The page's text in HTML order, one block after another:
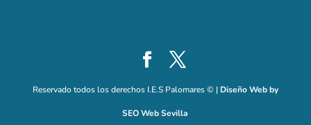
Reservado todos los derechos I.E.S Palomares © | Diseño Web by
SEO Web Sevilla